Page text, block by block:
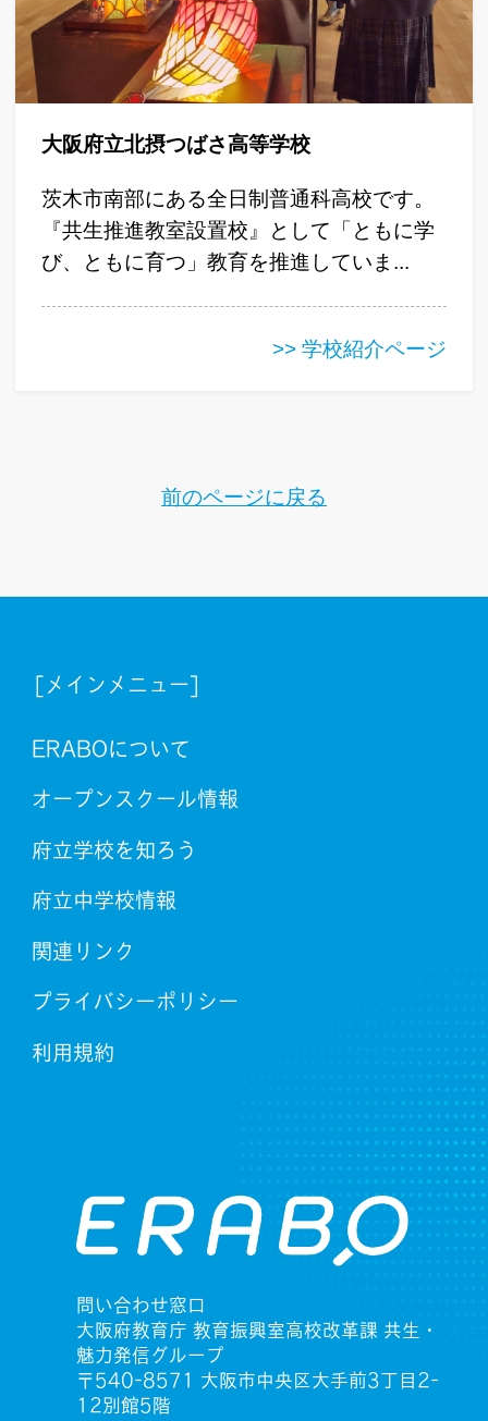
大阪府立北摂つばさ高等学校
茨木市南部にある全日制普通科高校です。
『共生推進教室設置校』として「ともに学
び、ともに育つ」教育を推進していま...
>> 学校紹介ページ
前のページに戻る
[メインメニュー]
ERABOについて
オープンスクール情報
府立学校を知ろう
府立中学校情報
関連リンク
プライバシーポリシー
利用規約
問い合わせ窓口
大阪府教育庁 教育振興室高校改革課 共生・
魅力発信グループ
〒540-8571 大阪市中央区大手前3丁目2-
12別館5階